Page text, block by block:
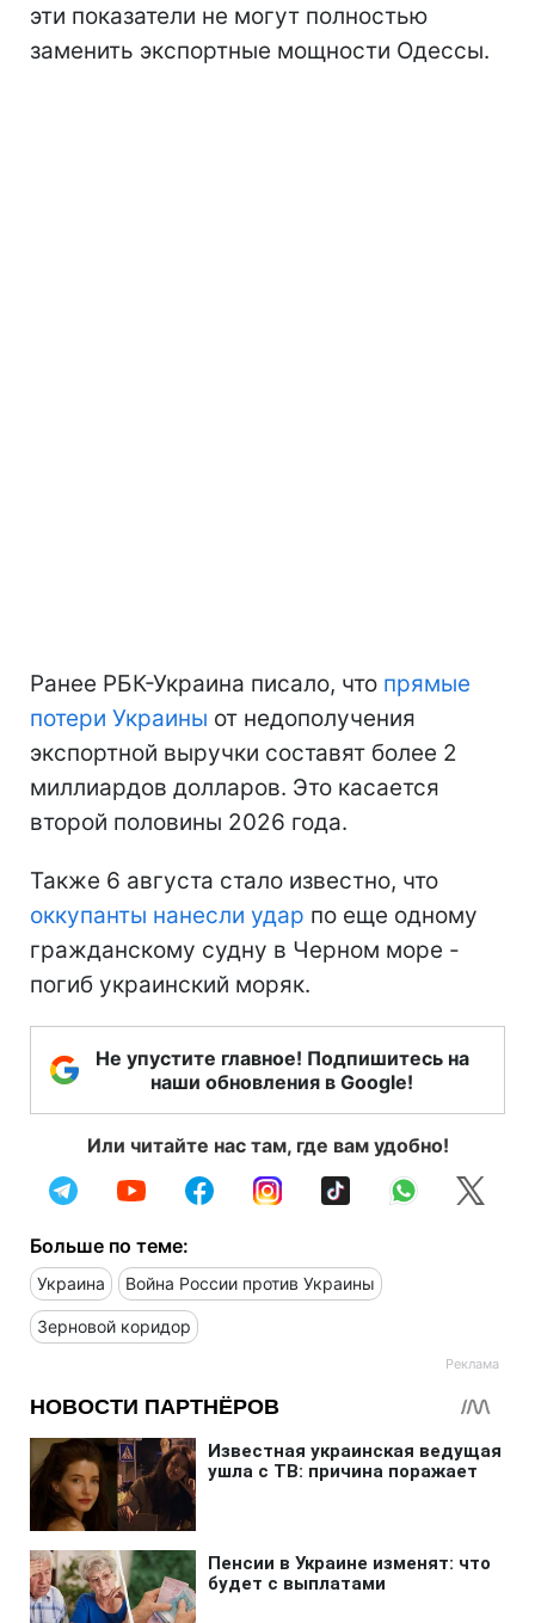
эти показатели не могут полностью
заменить экспортные мощности Одессы.
Ранее РБК-Украина писало, что прямые
потери Украины от недополучения
экспортной выручки составят более 2
миллиардов долларов. Это касается
второй половины 2026 года.
Также 6 августа стало известно, что
оккупанты нанесли удар по еще одному
гражданскому судну в Черном море -
погиб украинский моряк.
Не упустите главное! Подпишитесь на
наши обновления в Google!
Или читайте нас там, где вам удобно!
Больше по теме:
Украина Война России против Украины
Зерновой коридор